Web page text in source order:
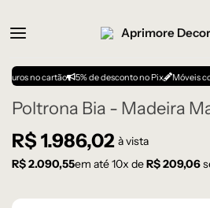
5% de desconto no Pix Móveis com design
Poltrona Bia - Madeira
R$ 1.986,02 à vista
R$2.090,55em até10x deR$209,06